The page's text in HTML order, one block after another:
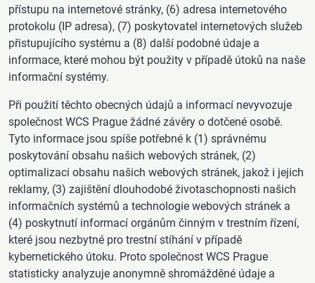
přístupu na internetové stránky, (6) adresa internetového
protokolu (IP adresa), (7) poskytovatel internetových služeb
přistupujícího systému a (8) další podobné údaje a
informace, které mohou být použity v případě útoků na naše
informační systémy.
Při použití těchto obecných údajů a informací nevyvozuje
společnost WCS Prague žádné závěry o dotčené osobě.
Tyto informace jsou spíše potřebné k (1) správnému
poskytování obsahu našich webových stránek, (2)
optimalizaci obsahu našich webových stránek, jakož i jejich
reklamy, (3) zajištění dlouhodobé životaschopnosti našich
informačních systémů a technologie webových stránek a
(4) poskytnutí informací orgánům činným v trestním řízení,
které jsou nezbytné pro trestní stíhání v případě
kybernetického útoku. Proto společnost WCS Prague
statisticky analyzuje anonymně shromážděné údaje a